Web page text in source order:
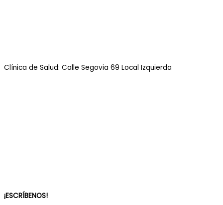
Clínica de Salud: Calle Segovia 69 Local Izquierda
¡ESCRÍBENOS!